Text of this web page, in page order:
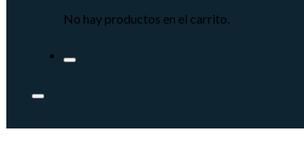
No hay productos en el carrito.